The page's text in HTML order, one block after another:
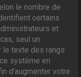
le nombre de
certains
et
seul un
le texte des rangs
système en
d’augmenter votre